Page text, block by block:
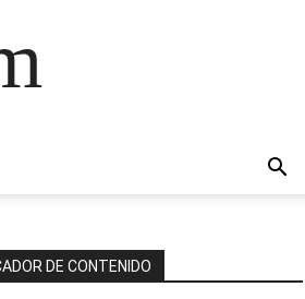
DE CONTENIDO